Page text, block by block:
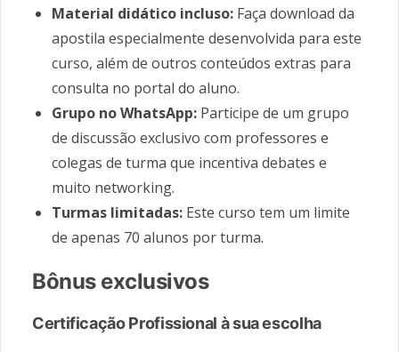
Material didático incluso: Faça download da
apostila especialmente desenvolvida para este
curso, além de outros conteúdos extras para
consulta no portal do aluno.
Grupo no WhatsApp: Participe de um grupo
de discussão exclusivo com professores e
colegas de turma que incentiva debates e
muito networking.
Turmas limitadas: Este curso tem um limite
de apenas 70 alunos por turma.
Bônus exclusivos
Certificação Profissional à sua escolha